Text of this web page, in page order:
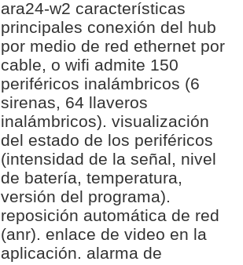
ara24-w2 características
principales conexión del hub
por medio de red ethernet por
cable, o wifi admite 150
periféricos inalámbricos (6
sirenas, 64 llaveros
inalámbricos). visualización
del estado de los periféricos
(intensidad de la señal, nivel
de batería, temperatura,
versión del programa).
reposición automática de red
(anr). enlace de video en la
aplicación. alarma de